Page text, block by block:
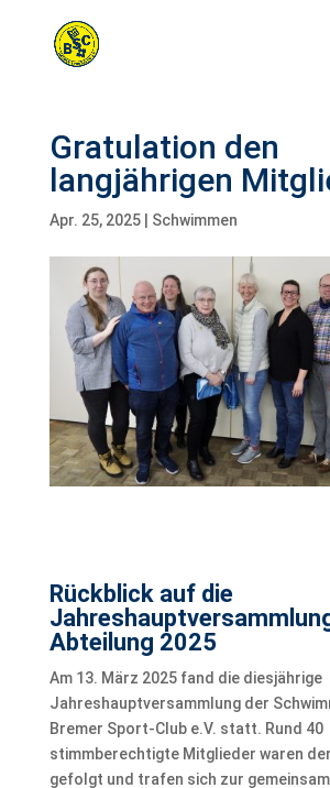
Gratulation den
langjährigen
Apr. 25, 2025| Schwimmen
Rückblick auf die
Abteilung 2025
Am 13. März 2025 fand die diesjährige
Jahreshauptversammlung der
Bremer Sport-Club e.V. statt. Rund 40
stimmberechtigte Mitglieder waren
gefolgt und trafen sich zur